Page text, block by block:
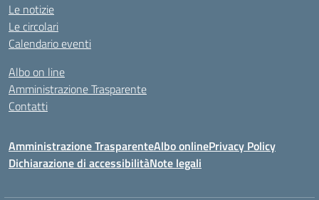
Le notizie
Le circolari
Calendario eventi
Albo on line
Amministrazione Trasparente
Contatti
Amministrazione TrasparenteAlbo onlinePrivacy Policy
Dichiarazione di accessibilitàNote legali